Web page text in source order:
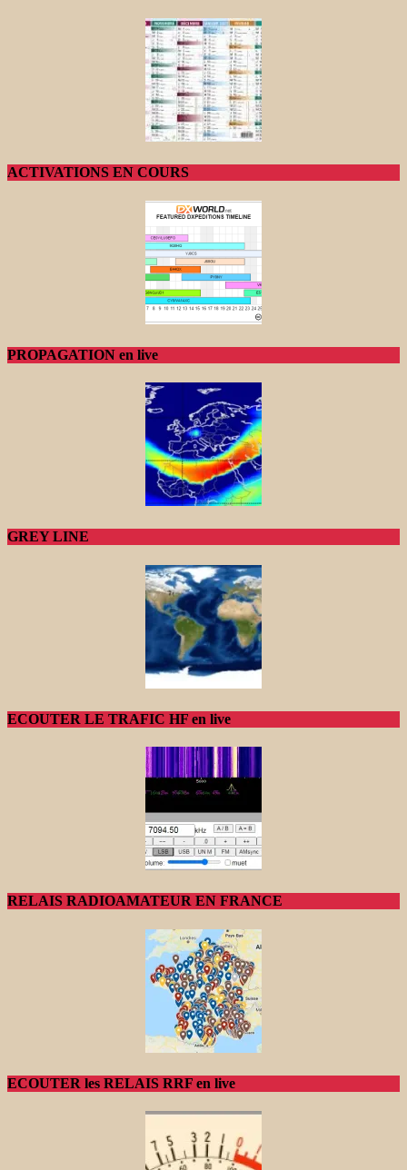
ACTIVATIONS EN COURS
PROPAGATION en live
GREY LINE
ECOUTER LE TRAFIC HF en live
RELAIS RADIOAMATEUR EN FRANCE
ECOUTER les RELAIS RRF en live